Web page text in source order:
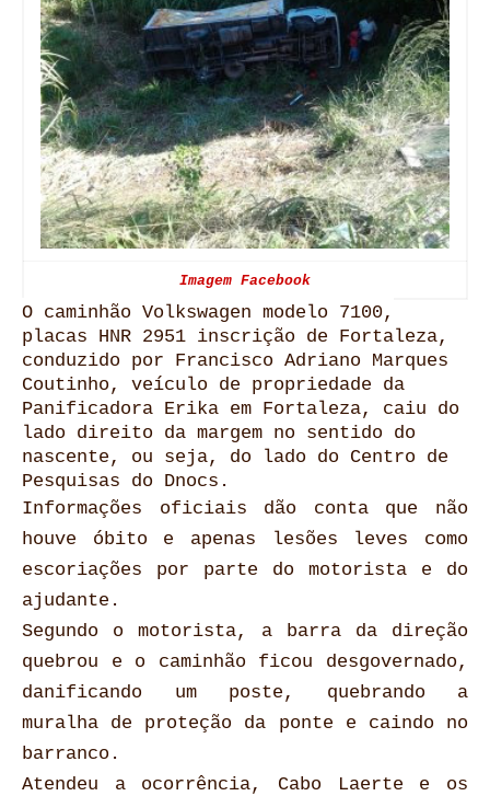
Imagem Facebook
O caminhão Volkswagen modelo 7100,
placas HNR 2951 inscrição de Fortaleza,
conduzido por Francisco Adriano Marques
Coutinho, veículo de propriedade da
Panificadora Erika em Fortaleza, caiu do
lado direito da margem no sentido do
nascente, ou seja, do lado do Centro de
Pesquisas do Dnocs.
Informações oficiais dão conta que não
houve óbito e apenas lesões leves como
escoriações por parte do motorista e do
ajudante.
Segundo o motorista, a barra da direção
quebrou e o caminhão ficou desgovernado,
danificando um poste, quebrando a
muralha de proteção da ponte e caindo no
barranco.
Atendeu a ocorrência, Cabo Laerte e os